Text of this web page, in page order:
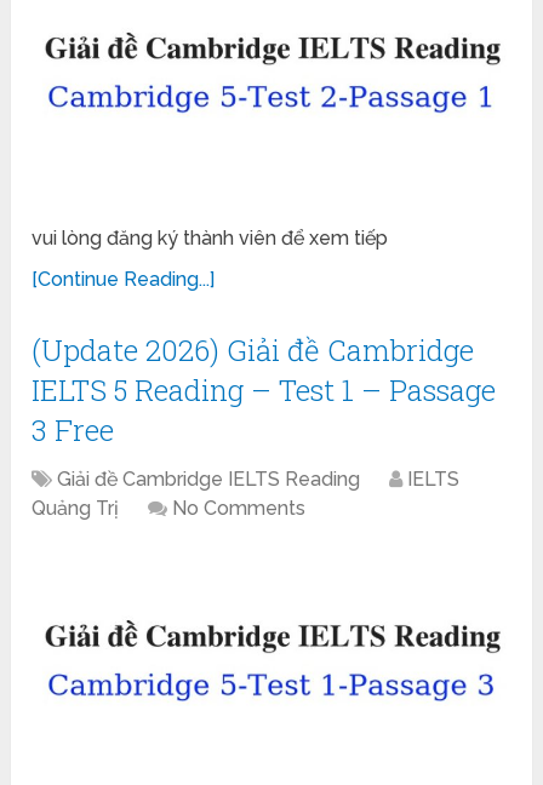
vui lòng đăng ký thành viên để xem tiếp
[Continue Reading...]
(Update 2026) Giải đề Cambridge
IELTS 5 Reading – Test 1 – Passage
3 Free
Giải đề Cambridge IELTS Reading
IELTS
Quảng Trị
No Comments